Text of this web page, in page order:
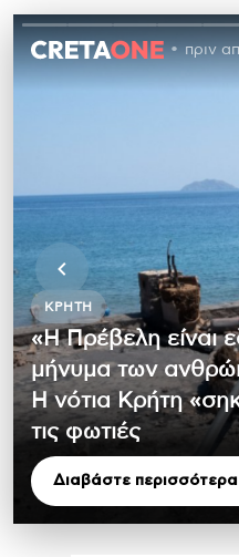
πριν
ΚΡΉΤΗ
«Η Πρέβελη είναι
μήνυμα των
Η νότια Κρήτη
τις φωτιές
Διαβάστε περισσότερα